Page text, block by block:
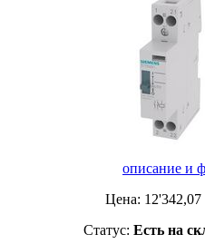
описание и
Цена: 12'342,07
Статус: Есть на